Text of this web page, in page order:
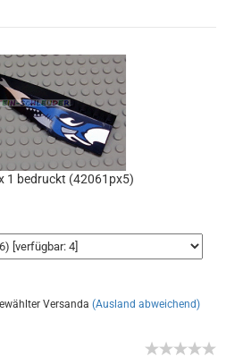
1 bedruckt (42061px5)
Versanda (Ausland abweichend)